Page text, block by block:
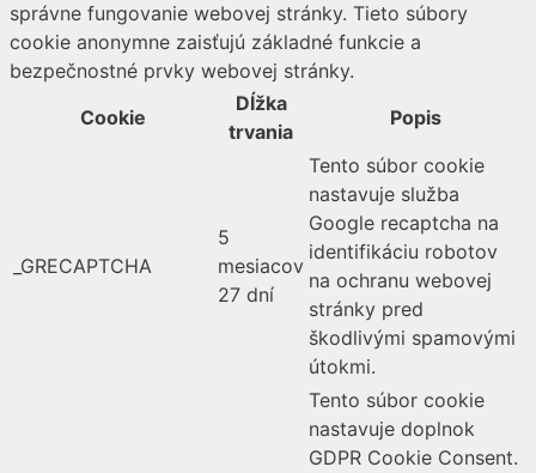
správne fungovanie webovej stránky. Tieto súbory
cookie anonymne zaisťujú základné funkcie a
bezpečnostné prvky webovej stránky.
Cookie
Dĺžka
trvania
Popis
_GRECAPTCHA
5
mesiacov
27 dní
Tento súbor cookie
nastavuje služba
Google recaptcha na
identifikáciu robotov
na ochranu webovej
stránky pred
škodlivými spamovými
útokmi.
Tento súbor cookie
nastavuje doplnok
GDPR Cookie Consent.